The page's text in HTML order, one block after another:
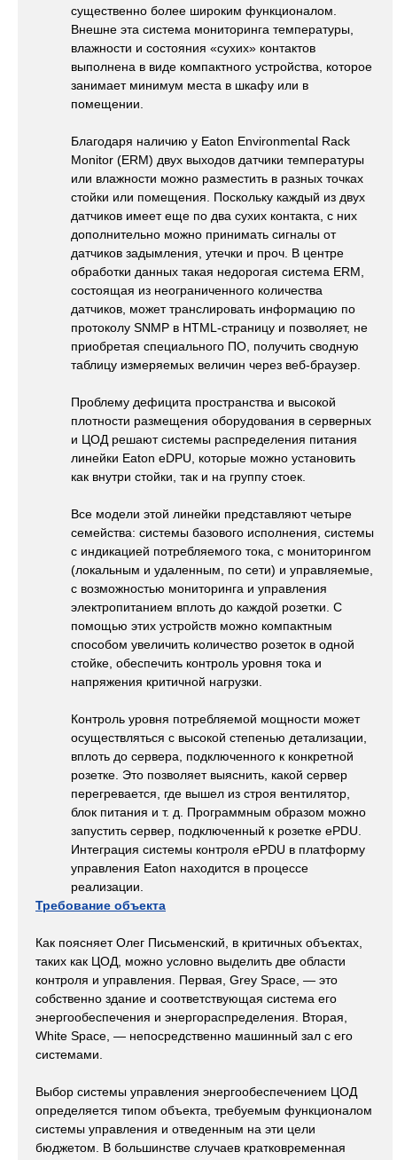
существенно более широким функционалом.
Внешне эта система мониторинга температуры,
влажности и состояния «сухих» контактов
выполнена в виде компактного устройства, которое
занимает минимум места в шкафу или в
помещении.
Благодаря наличию у Eaton Environmental Rack
Monitor (ERM) двух выходов датчики температуры
или влажности можно разместить в разных точках
стойки или помещения. Поскольку каждый из двух
датчиков имеет еще по два сухих контакта, с них
дополнительно можно принимать сигналы от
датчиков задымления, утечки и проч. В центре
обработки данных такая недорогая система ERM,
состоящая из неограниченного количества
датчиков, может транслировать информацию по
протоколу SNMP в HTML-страницу и позволяет, не
приобретая специального ПО, получить сводную
таблицу измеряемых величин через веб-браузер.
Проблему дефицита пространства и высокой
плотности размещения оборудования в серверных
и ЦОД решают системы распределения питания
линейки Eaton eDPU, которые можно установить
как внутри стойки, так и на группу стоек.
Все модели этой линейки представляют четыре
семейства: системы базового исполнения, системы
с индикацией потребляемого тока, с мониторингом
(локальным и удаленным, по сети) и управляемые,
с возможностью мониторинга и управления
электропитанием вплоть до каждой розетки. С
помощью этих устройств можно компактным
способом увеличить количество розеток в одной
стойке, обеспечить контроль уровня тока и
напряжения критичной нагрузки.
Контроль уровня потребляемой мощности может
осуществляться с высокой степенью детализации,
вплоть до сервера, подключенного к конкретной
розетке. Это позволяет выяснить, какой сервер
перегревается, где вышел из строя вентилятор,
блок питания и т. д. Программным образом можно
запустить сервер, подключенный к розетке ePDU.
Интеграция системы контроля ePDU в платформу
управления Eaton находится в процессе
реализации.
Требование объекта
Как поясняет Олег Письменский, в критичных объектах,
таких как ЦОД, можно условно выделить две области
контроля и управления. Первая, Grey Space, — это
собственно здание и соответствующая система его
энергообеспечения и энергораспределения. Вторая,
White Space, — непосредственно машинный зал с его
системами.
Выбор системы управления энергообеспечением ЦОД
определяется типом объекта, требуемым функционалом
системы управления и отведенным на эти цели
бюджетом. В большинстве случаев кратковременная